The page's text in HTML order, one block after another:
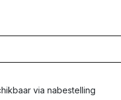
via nabestelling